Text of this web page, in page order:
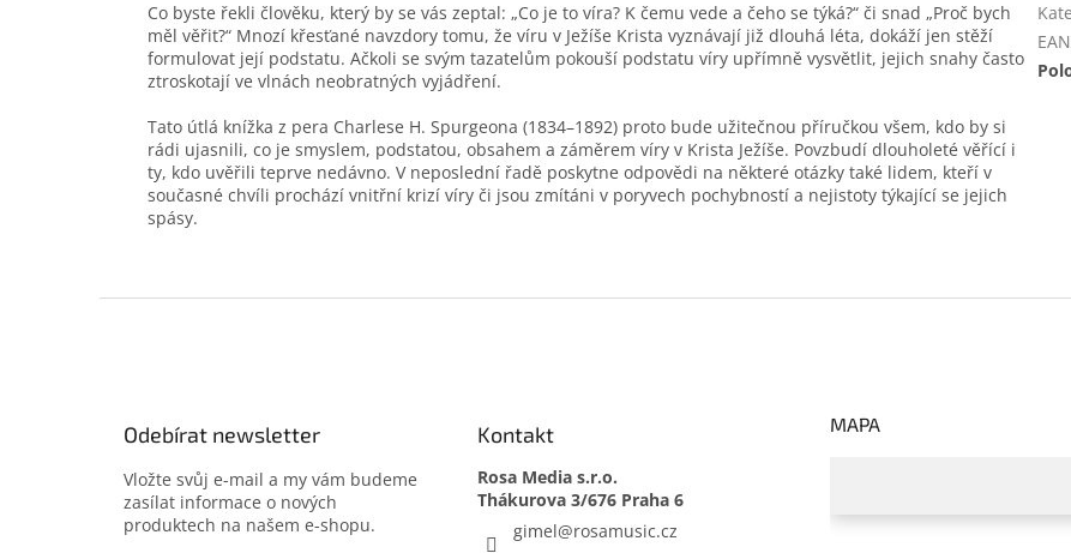
Co byste řekli člověku, který by se vás zeptal: „Co je to víra? K čemu vede a čeho se týká?“ či snad „Proč bych
měl věřit?“ Mnozí křesťané navzdory tomu, že víru v Ježíše Krista vyznávají již dlouhá léta, dokáží jen stěží
formulovat její podstatu. Ačkoli se svým tazatelům pokouší podstatu víry upřímně vysvětlit, jejich snahy často
ztroskotají ve vlnách neobratných vyjádření.
Tato útlá knížka z pera Charlese H. Spurgeona (1834–1892) proto bude užitečnou příručkou všem, kdo by si
rádi ujasnili, co je smyslem, podstatou, obsahem a záměrem víry v Krista Ježíše. Povzbudí dlouholeté věřící i
ty, kdo uvěřili teprve nedávno. V neposlední řadě poskytne odpovědi na některé otázky také lidem, kteří v
současné chvíli prochází vnitřní krizí víry či jsou zmítáni v poryvech pochybností a nejistoty týkající se jejich
spásy.
EAN
Odebírat newsletter
Vložte svůj e-mail a my vám budeme
zasílat informace o nových
produktech na našem e-shopu.
Kontakt
Rosa Media s.r.o.
gimel@rosamusic.cz
MAPA